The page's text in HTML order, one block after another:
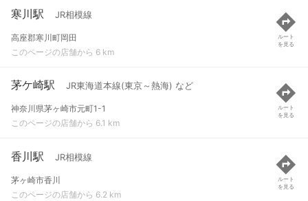
寒川駅 JR相模線
高座郡寒川町岡田
このページの店舗から 6 km
ルート
を見る
茅ケ崎駅 JR東海道本線(東京～熱海) など
神奈川県茅ヶ崎市元町1-1
このページの店舗から 6.1 km
ルート
を見る
香川駅 JR相模線
茅ヶ崎市香川
このページの店舗から 6.2 km
ルート
を見る